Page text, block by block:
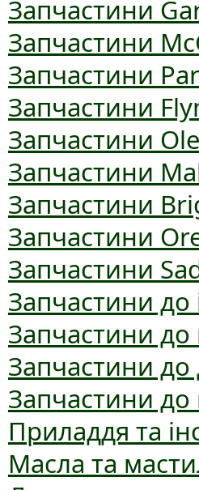
Запчастини
Запчастини
Запчастини
Запчастини
Запчастини
Запчастини
Запчастини
Запчастини
Запчастини
Запчастини до
Запчастини до
Запчастини до
Запчастини до
Приладдя та
Масла та